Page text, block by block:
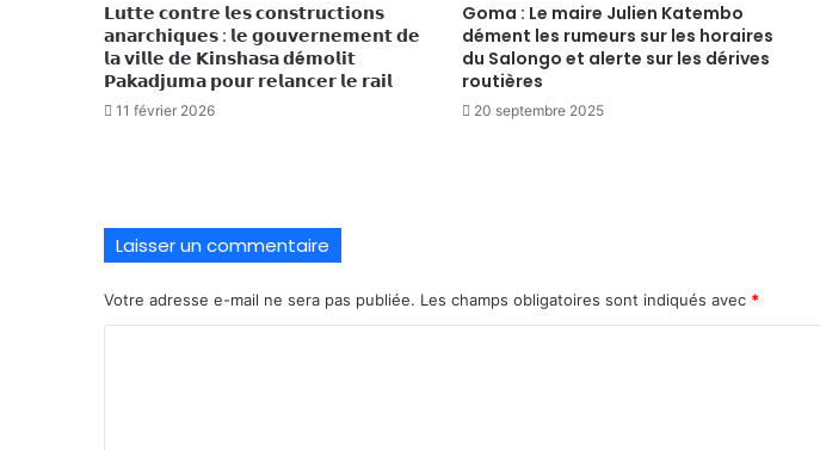
𝗟𝘂𝘁𝘁𝗲 𝗰𝗼𝗻𝘁𝗿𝗲 𝗹𝗲𝘀 𝗰𝗼𝗻𝘀𝘁𝗿𝘂𝗰𝘁𝗶𝗼𝗻𝘀
𝗮𝗻𝗮𝗿𝗰𝗵𝗶𝗾𝘂𝗲𝘀 : 𝗹𝗲 𝗴𝗼𝘂𝘃𝗲𝗿𝗻𝗲𝗺𝗲𝗻𝘁 𝗱𝗲
𝗹𝗮 𝘃𝗶𝗹𝗹𝗲 𝗱𝗲 𝗞𝗶𝗻𝘀𝗵𝗮𝘀𝗮 𝗱é𝗺𝗼𝗹𝗶𝘁
𝗣𝗮𝗸𝗮𝗱𝗷𝘂𝗺𝗮 𝗽𝗼𝘂𝗿 𝗿𝗲𝗹𝗮𝗻𝗰𝗲𝗿 𝗹𝗲 𝗿𝗮𝗶𝗹
11 février 2026
Goma : Le maire Julien Katembo
dément les rumeurs sur les horaires
du Salongo et alerte sur les dérives
routières
20 septembre 2025
Laisser un commentaire
Votre adresse e-mail ne sera pas publiée. Les champs obligatoires sont indiqués avec *